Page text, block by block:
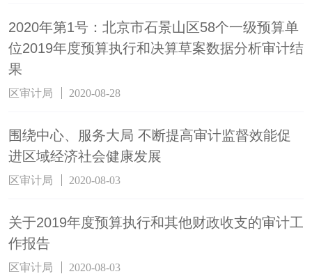
2020年第1号：北京市石景山区58个一级预算单
位2019年度预算执行和决算草案数据分析审计结
果
区审计局 2020-08-28
围绕中心、服务大局 不断提高审计监督效能促
进区域经济社会健康发展
区审计局 2020-08-03
关于2019年度预算执行和其他财政收支的审计工
作报告
区审计局 2020-08-03